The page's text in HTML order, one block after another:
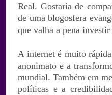
Real. Gostaria de
de uma blogosfera
que valha a pena
A internet é muito
anonimato e a
mundial. Também em
políticas e a